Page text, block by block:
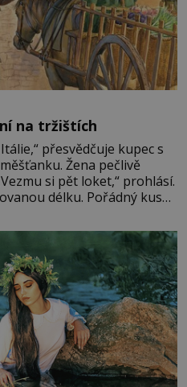
na tržištích
přesvědčuje kupec s
Žena pečlivě
si pět loket,“ prohlásí.
délku. Pořádný kus
zhodnotí švadlena
„Ošidili vás, podívejte.“